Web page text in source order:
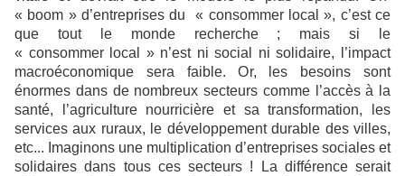
« boom » d’entreprises du « consommer local », c’est ce
que tout le monde recherche ; mais si le
« consommer local » n’est ni social ni solidaire, l’impact
macroéconomique sera faible. Or, les besoins sont
énormes dans de nombreux secteurs comme l’accès à la
santé, l’agriculture nourricière et sa transformation, les
services aux ruraux, le développement durable des villes,
etc... Imaginons une multiplication d’entreprises sociales et
solidaires dans tous ces secteurs ! La différence serait